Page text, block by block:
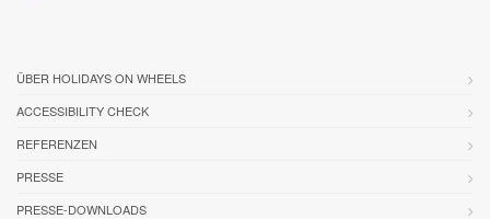
ÜBER HOLIDAYS ON WHEELS
ACCESSIBILITY CHECK
REFERENZEN
PRESSE
PRESSE-DOWNLOADS